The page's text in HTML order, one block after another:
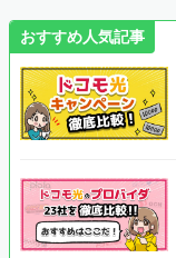
おすすめ人気記事